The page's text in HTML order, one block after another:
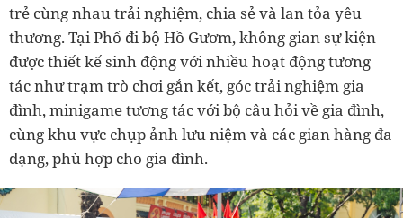
trẻ cùng nhau trải nghiệm, chia sẻ và lan tỏa yêu
thương. Tại Phố đi bộ Hồ Gươm, không gian sự kiện
được thiết kế sinh động với nhiều hoạt động tương
tác như trạm trò chơi gắn kết, góc trải nghiệm gia
đình, minigame tương tác với bộ câu hỏi về gia đình,
cùng khu vực chụp ảnh lưu niệm và các gian hàng đa
dạng, phù hợp cho gia đình.